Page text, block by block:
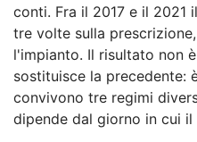
conti. Fra il 2017 e il 2021
tre volte sulla
l'impianto. Il risultato non
sostituisce la precedente:
convivono tre regimi
dipende dal giorno in cui